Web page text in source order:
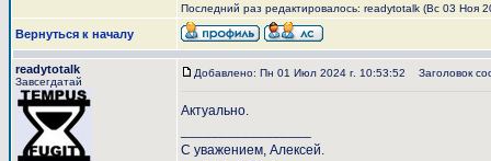
Последний раз редактировалось: readytotalk (Вс 03 Ноя
Вернуться к началу
readytotalk
Завсегдатай
Добавлено: Пн 01 Июл 2024 г. 10:53:52 Заголовок
Актуально.
С уважением, Алексей.